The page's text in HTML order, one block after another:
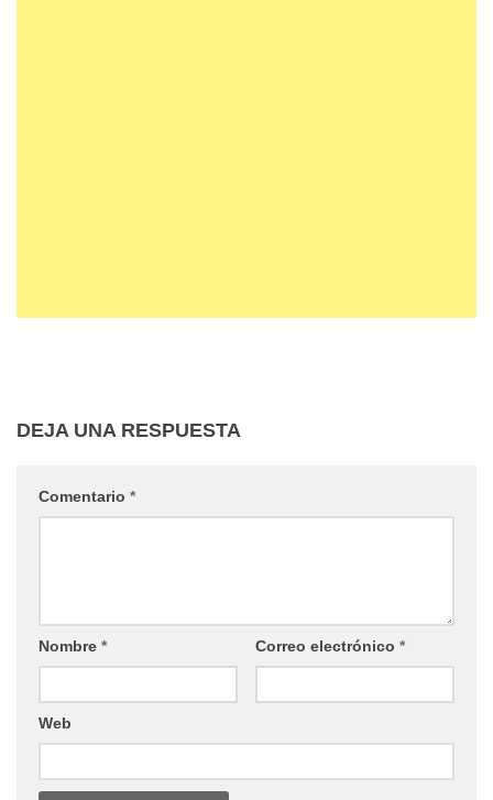
DEJA UNA RESPUESTA
Comentario *
Nombre * Correo electrónico *
Web